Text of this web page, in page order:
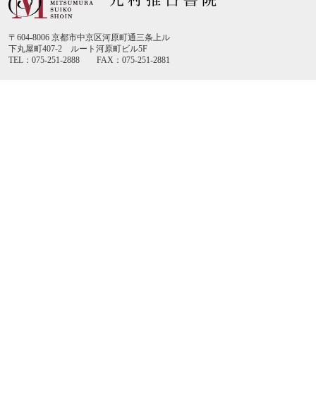
〒604-8006 京都市中京区河原町通三条上ル
下丸屋町407-2 ルート河原町ビル5F
TEL：075-251-2888 FAX：075-251-2881